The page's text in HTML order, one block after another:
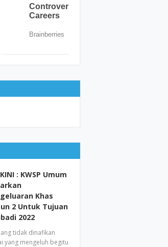
: KWSP Umum
Khas
2 Untuk Tujuan
2022
tidak dinafikan
yang mengeluh begitu